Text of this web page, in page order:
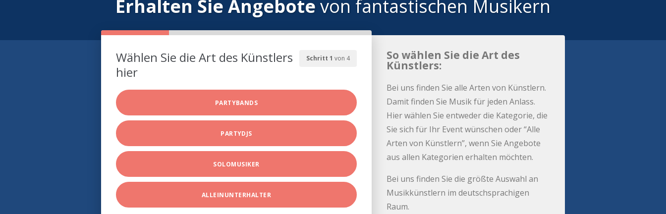
Erhalten Sie Angebote von fantastischen Musikern
Schritt 1 von 4
Wählen Sie die Art des Künstlers
hier
PARTYBANDS
PARTYDJS
SOLOMUSIKER
ALLEINUNTERHALTER
So wählen Sie die Art des
Künstlers:
Bei uns finden Sie alle Arten von Künstlern.
Damit finden Sie Musik für jeden Anlass.
Hier wählen Sie entweder die Kategorie, die
Sie sich für Ihr Event wünschen oder “Alle
Arten von Künstlern”, wenn Sie Angebote
aus allen Kategorien erhalten möchten.
Bei uns finden Sie die größte Auswahl an
Musikkünstlern im deutschsprachigen
Raum.